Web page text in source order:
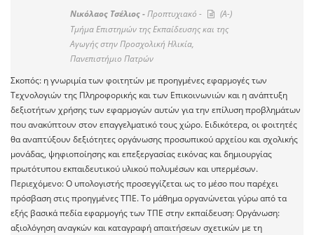
Νικόλαος Τσέλιος -Προπτυχιακό -
(A-)
Τμήμα Επιστημών της Εκπαίδευσης και της
Αγωγής στην Προσχολική Ηλικία,
Πανεπιστήμιο Πατρών
Σκοπός: η γνωριμία των φοιτητών με προηγμένες εφαρμογές των
Τεχνολογιών της Πληροφορικής και των Επικοινωνιών και η ανάπτυξη
δεξιοτήτων χρήσης των εφαρμογών αυτών για την επίλυση προβλημάτων
που ανακύπτουν στον επαγγελματικό τους χώρο. Ειδικότερα, οι φοιτητές
θα αναπτύξουν δεξιότητες οργάνωσης προσωπικού αρχείου και σχολικής
μονάδας, ψηφιοποίησης και επεξεργασίας εικόνας και δημιουργίας
πρωτότυπου εκπαιδευτικού υλικού πολυμέσων και υπερμέσων.
Περιεχόμενο: Ο υπολογιστής προσεγγίζεται ως το μέσο που παρέχει
πρόσβαση στις προηγμένες ΤΠΕ. Το μάθημα οργανώνεται γύρω από τα
εξής βασικά πεδία εφαρμογής των ΤΠΕ στην εκπαίδευση: Οργάνωση:
αξιολόγηση αναγκών και καταγραφή απαιτήσεων σχετικών με τη